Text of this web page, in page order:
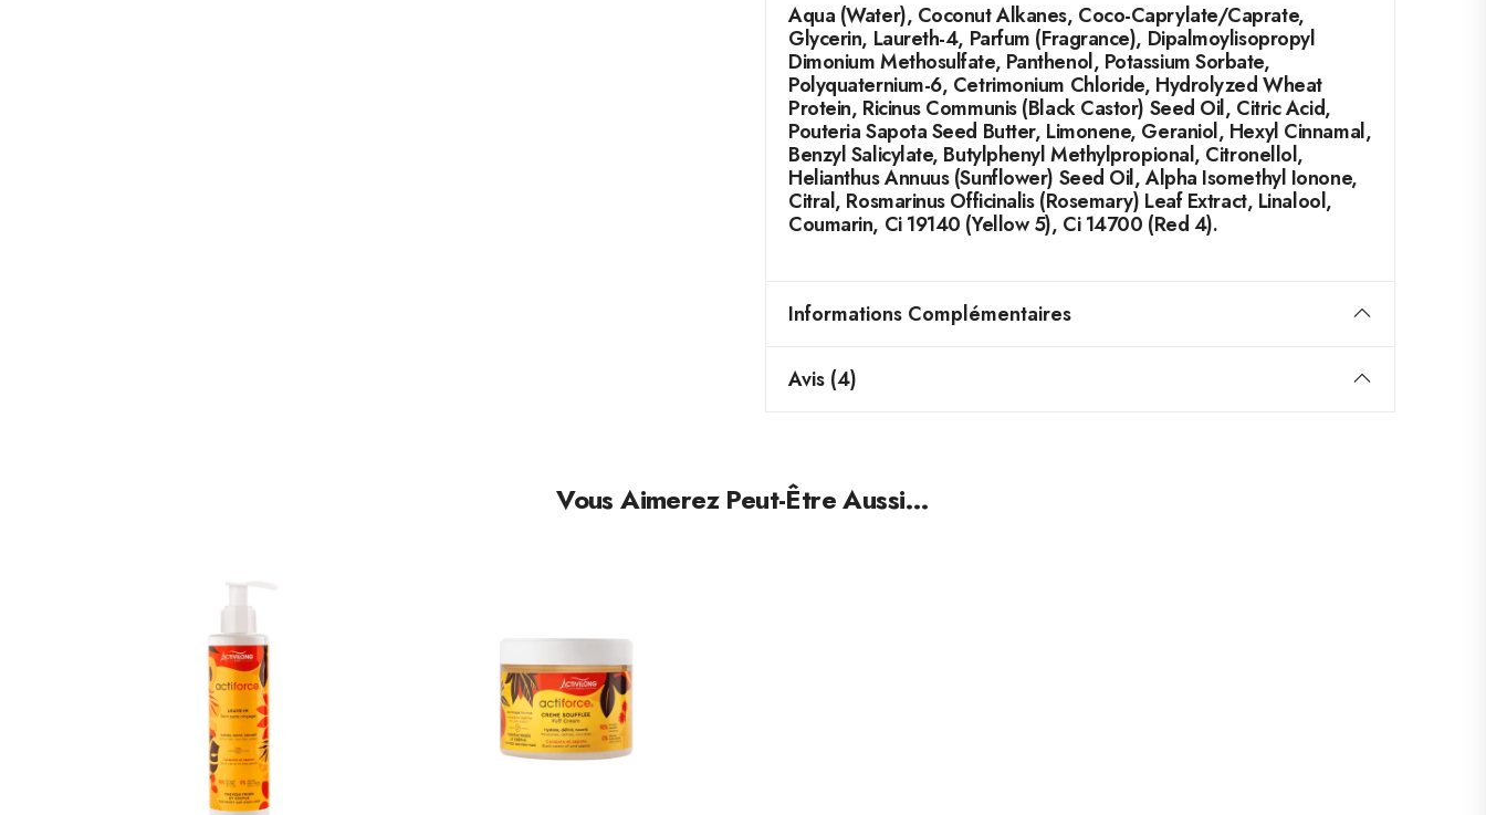
Aqua (Water), Coconut Alkanes, Coco-Caprylate/Caprate,
Glycerin, Laureth-4, Parfum (Fragrance), Dipalmoylisopropyl
Dimonium Methosulfate, Panthenol, Potassium Sorbate,
Polyquaternium-6, Cetrimonium Chloride, Hydrolyzed Wheat
Protein, Ricinus Communis (Black Castor) Seed Oil, Citric Acid,
Pouteria Sapota Seed Butter, Limonene, Geraniol, Hexyl Cinnamal,
Benzyl Salicylate, Butylphenyl Methylpropional, Citronellol,
Helianthus Annuus (Sunflower) Seed Oil, Alpha Isomethyl Ionone,
Citral, Rosmarinus Officinalis (Rosemary) Leaf Extract, Linalool,
Coumarin, Ci 19140 (Yellow 5), Ci 14700 (Red 4).
Informations Complémentaires
Avis (4)
Vous Aimerez Peut-Être Aussi…